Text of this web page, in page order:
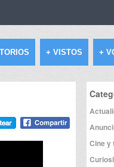
+ VISTOS +
Cine y